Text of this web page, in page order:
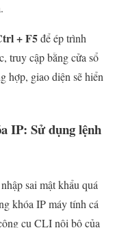
+ F5để ép trình
truy cập bằng cửa sổ
hợp, giao diện sẽ hiển
IP: Sử dụng lệnh
sai mật khẩu quá
khóa IP máy tính cá
cụ CLI nội bộ của